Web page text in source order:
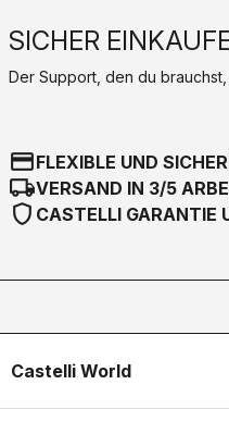
SICHER
Der Support, den du brauchst,
credit_cardFLEXIBLE UND
local_shippingVERSAND IN 3/5
shield CASTELLI GARANTIE
Castelli World